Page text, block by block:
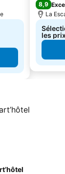
8,9
La
les